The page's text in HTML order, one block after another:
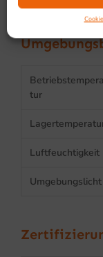
Betriebstempera
tur
Luftfeuchtigkeit
Umgebungslicht